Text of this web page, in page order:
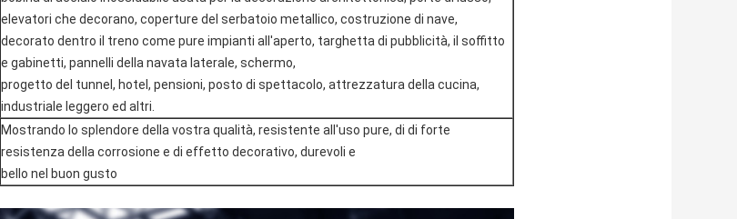
elevatori che decorano, coperture del serbatoio metallico, costruzione di nave,
decorato dentro il treno come pure impianti all'aperto, targhetta di pubblicità, il soffitto
e gabinetti, pannelli della navata laterale, schermo,
progetto del tunnel, hotel, pensioni, posto di spettacolo, attrezzatura della cucina,
industriale leggero ed altri.
Mostrando lo splendore della vostra qualità, resistente all'uso pure, di di forte
resistenza della corrosione e di effetto decorativo, durevoli e
bello nel buon gusto